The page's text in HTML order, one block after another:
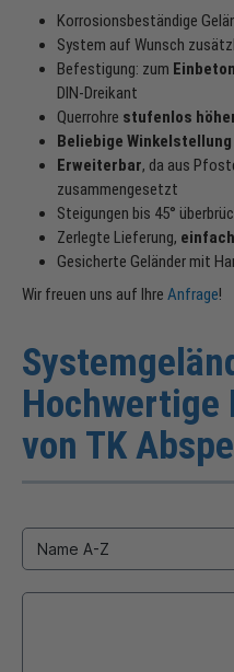
Korrosionsbeständige
System auf Wunsch
Befestigung: zum
DIN-Dreikant
Querrohre stufenlos
Beliebige Winkelstellung
Erweiterbar, da aus
zusammengesetzt
Steigungen bis 45°
Zerlegte Lieferung,
Gesicherte Geländer mit
Wir freuen uns auf Ihre Anfrage!
Hochwertige
von TK